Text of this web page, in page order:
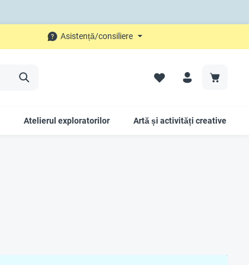
Asistență/consiliere
Atelierul exploratorilor Artă și activități creative